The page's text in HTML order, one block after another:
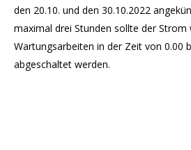
den 20.10. und den 30.10.2022
maximal drei Stunden sollte der Strom
Wartungsarbeiten in der Zeit von 0.00
abgeschaltet werden.